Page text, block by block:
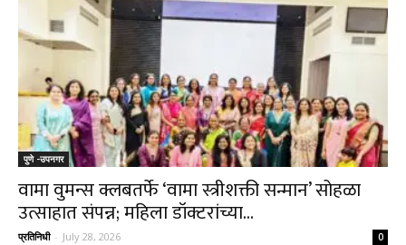
पुणे -उपनगर
वामा वुमन्स क्लबतर्फे ‘वामा स्त्रीशक्ती सन्मान’ सोहळा
उत्साहात संपन्न; महिला डॉक्टरांच्या...
प्रतिनिधी - July 28, 2026 0